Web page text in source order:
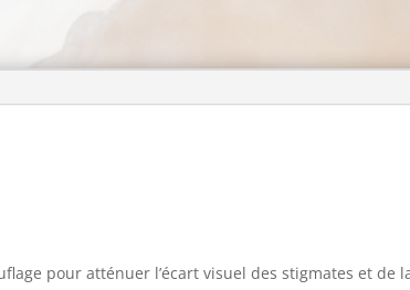
pour atténuer l’écart visuel des stigmates et de